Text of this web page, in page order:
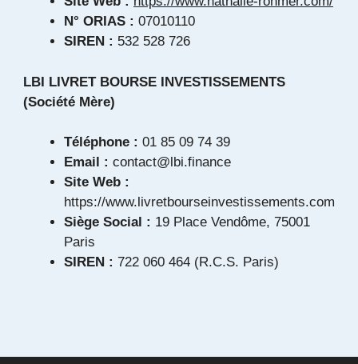
N° ORIAS : 07010110
SIREN : 532 528 726
LBI LIVRET BOURSE INVESTISSEMENTS
(Société Mère)
Téléphone : 01 85 09 74 39
Email : contact@lbi.finance
Site Web :
https://www.livretbourseinvestissements.com
Siège Social : 19 Place Vendôme, 75001
Paris
SIREN : 722 060 464 (R.C.S. Paris)